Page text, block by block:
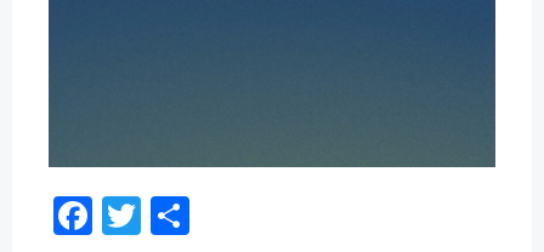
Facebook
Twitter